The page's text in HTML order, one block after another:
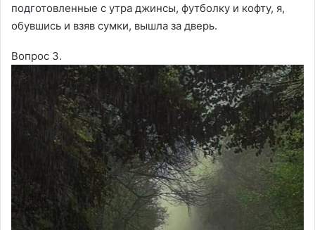
подготовленные с утра джинсы, футболку и кофту, я,
обувшись и взяв сумки, вышла за дверь.
Вопрос 3.